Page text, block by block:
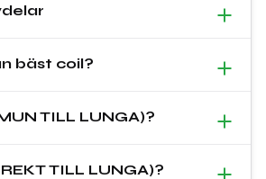
bäst coil?
TILL LUNGA)?
TILL LUNGA)?